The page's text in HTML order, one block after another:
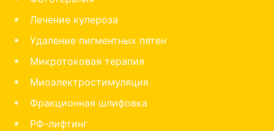
Лечение купероза
Удаление пигментных пятен
Микротоковая терапия
Миоэлектростимуляция
Фракционная шлифовка
РФ-лифтинг